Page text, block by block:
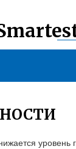
уровень